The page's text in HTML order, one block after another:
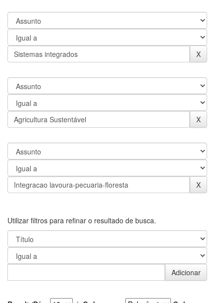
Utilizar filtros para refinar o resultado de busca.